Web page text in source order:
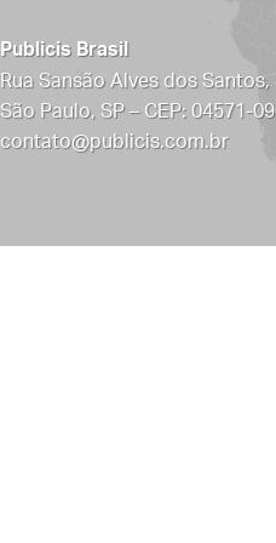
Publicis Brasil
Rua Sansão Alves dos
São Paulo, SP – CEP: 04571-
contato@publicis.com.br